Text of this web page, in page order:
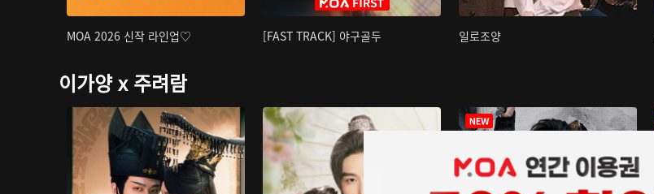
MOA 2026 신작 라인업♡ [FAST TRACK] 야구골두 일로조양
이가양 x 주려람